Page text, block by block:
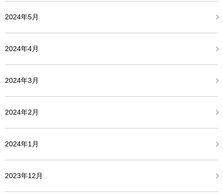
2024年5月
2024年4月
2024年3月
2024年2月
2024年1月
2023年12月